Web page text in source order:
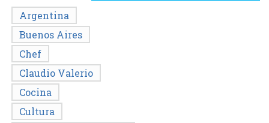
Argentina
Buenos Aires
Chef
Claudio Valerio
Cocina
Cultura